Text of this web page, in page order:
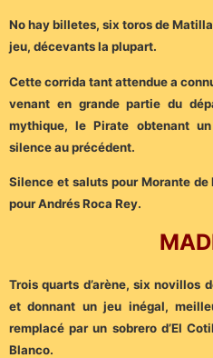
No hay billetes, six toros de
jeu, décevants la plupart.
Cette corrida tant attendue a
venant en grande partie du
mythique, le Pirate obtenant
silence au précédent.
Silence et saluts pour Morante
pour Andrés Roca Rey.
Trois quarts d’arène, six novillos
et donnant un jeu inégal,
remplacé par un sobrero d’El
Blanco.